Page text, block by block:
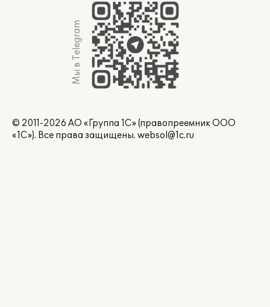
Мы в Telegram
© 2011-2026 АО «Группа 1С» (правопреемник ООО
«1С»). Все права защищены. websol@1c.ru